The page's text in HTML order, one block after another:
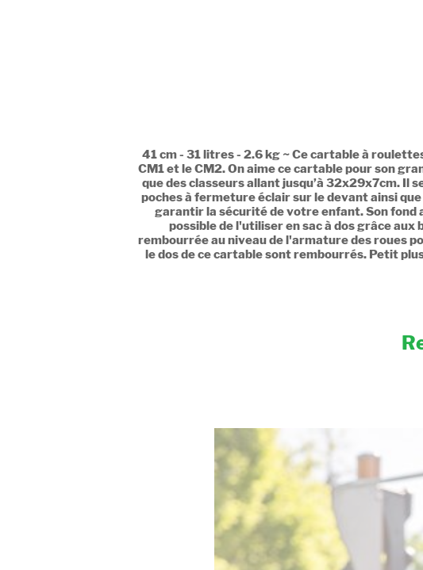
41 cm - 31 litres - 2.6 kg ~ Ce cartable à
CM1 et le CM2. On aime ce cartable pour son
que des classeurs allant jusqu’à 32x29x7cm. Il
poches à fermeture éclair sur le devant ainsi
garantir la sécurité de votre enfant. Son fond
possible de l'utiliser en sac à dos grâce
rembourrée au niveau de l'armature des roues
le dos de ce cartable sont rembourrés. Petit